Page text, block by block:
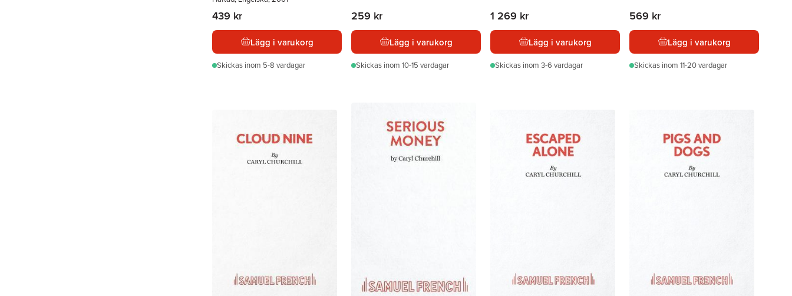
439 kr
Lägg i varukorg
Skickas inom 5-8 vardagar
259 kr
Lägg i varukorg
Skickas inom 10-15 vardagar
1 269 kr
Lägg i varukorg
Skickas inom 3-6 vardagar
569 kr
Lägg i varukorg
Skickas inom 11-20 vardagar